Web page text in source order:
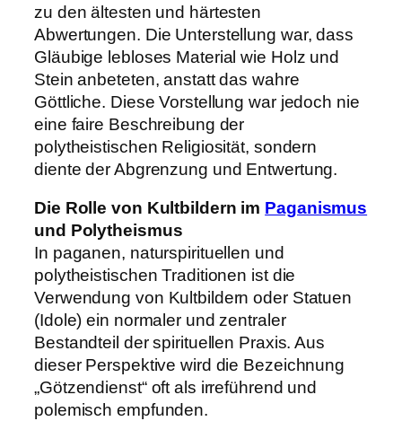
zu den ältesten und härtesten
Abwertungen. Die Unterstellung war, dass
Gläubige lebloses Material wie Holz und
Stein anbeteten, anstatt das wahre
Göttliche. Diese Vorstellung war jedoch nie
eine faire Beschreibung der
polytheistischen Religiosität, sondern
diente der Abgrenzung und Entwertung.
Die Rolle von Kultbildern im Paganismus
und Polytheismus
In paganen, naturspirituellen und
polytheistischen Traditionen ist die
Verwendung von Kultbildern oder Statuen
(Idole) ein normaler und zentraler
Bestandteil der spirituellen Praxis. Aus
dieser Perspektive wird die Bezeichnung
„Götzendienst“ oft als irreführend und
polemisch empfunden.